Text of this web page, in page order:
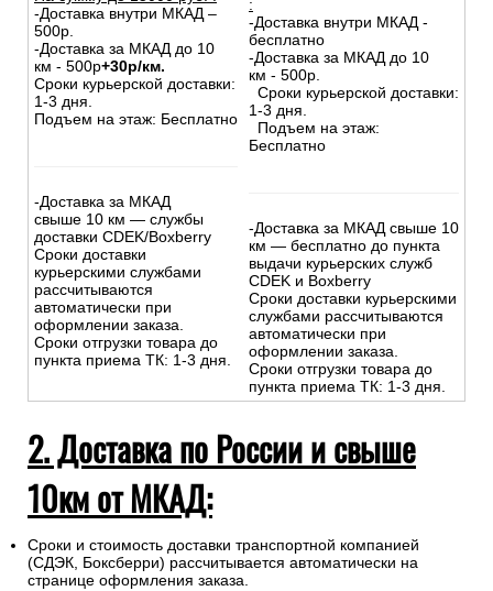
-Доставка внутри МКАД –
500р.
-Доставка за МКАД до 10
км - 500р+30р/км.
Сроки курьерской доставки:
1-3 дня.
Подъем на этаж: Бесплатно
-Доставка за МКАД
свыше 10 км — службы
доставки CDEK/Boxberry
Сроки доставки
курьерскими службами
рассчитываются
автоматически при
оформлении заказа.
Сроки отгрузки товара до
пункта приема ТК: 1-3 дня.
:
-Доставка внутри МКАД -
бесплатно
-Доставка за МКАД до 10
км - 500р.
Сроки курьерской доставки:
1-3 дня.
Подъем на этаж:
Бесплатно
-Доставка за МКАД свыше 10
км — бесплатно до пункта
выдачи курьерских служб
CDEK и Boxberry
Сроки доставки курьерскими
службами рассчитываются
автоматически при
оформлении заказа.
Сроки отгрузки товара до
пункта приема ТК: 1-3 дня.
2. Доставка по России и свыше
10км от МКАД:
Сроки и стоимость доставки транспортной компанией
(СДЭК, Боксберри) рассчитывается автоматически на
странице оформления заказа.